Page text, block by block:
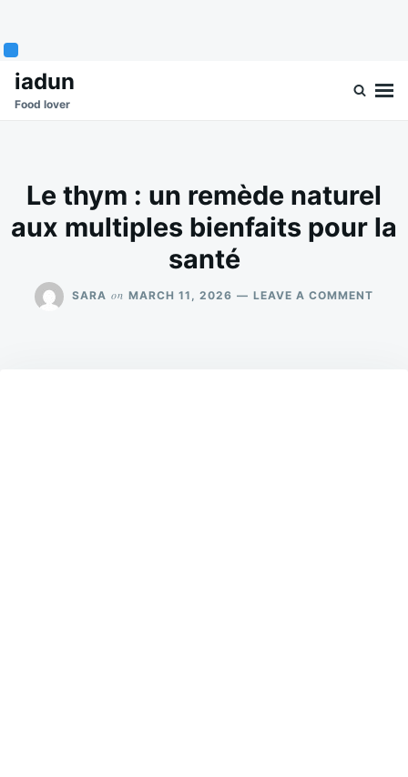
SkipSearch
for:
iadun
Food lover
Le thym : un remède naturel
aux multiples bienfaits pour la
santé
SARA on MARCH 11, 2026 LEAVE A COMMENT